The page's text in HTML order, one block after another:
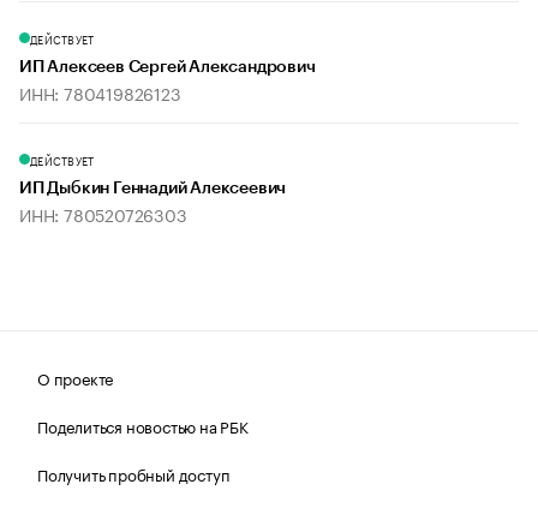
ДЕЙСТВУЕТ
ИП Алексеев Сергей Александрович
ИНН: 780419826123
ДЕЙСТВУЕТ
ИП Дыбкин Геннадий Алексеевич
ИНН: 780520726303
О проекте
Поделиться новостью на РБК
Получить пробный доступ